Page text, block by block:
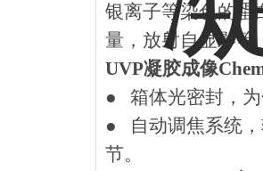
银离子等染色的蛋
量，放射自显影等
UVP凝胶成像
● 箱体光密封，
● 自动调焦系统，
节。